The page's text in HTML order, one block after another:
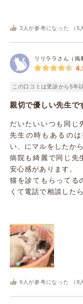
3 人が参考になった （ 5
リリララさん（掲
この口コミは受診から5年
親切で優しい先生で
だいたいいつも同じ
先生の時もあるの
い、にマルをしたか
病院も綺麗で同じ先
安心感があります。
猫を診てもらってる
くて電話で相談した
6 人が参考になった （ 8